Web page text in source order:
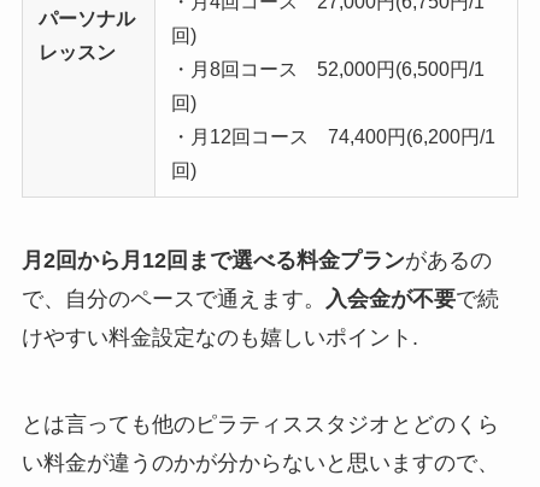
パーソナル
レッスン
回)
・月8回コース 52,000円(6,500円/1
回)
・月12回コース 74,400円(6,200円/1
回)
月2回から月12回まで選べる料金プランがあるの
で、自分のペースで通えます。
入会金が不要で続
けやすい料金設定なのも嬉しいポイント.
とは言っても他のピラティススタジオとどのくら
い料金が違うのかが分からないと思いますので、